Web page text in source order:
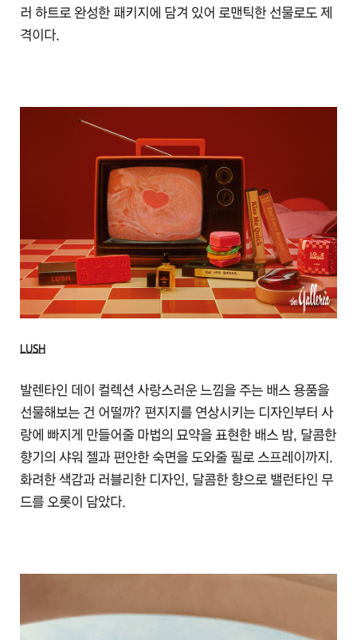
러 하트로 완성한 패키지에 담겨 있어 로맨틱한 선물로도 제
격이다.
LUSH
발렌타인 데이 컬렉션 사랑스러운 느낌을 주는 배스 용품을
선물해보는 건 어떨까? 편지지를 연상시키는 디자인부터 사
랑에 빠지게 만들어줄 마법의 묘약을 표현한 배스 밤, 달콤한
향기의 샤워 젤과 편안한 숙면을 도와줄 필로 스프레이까지.
화려한 색감과 러블리한 디자인, 달콤한 향으로 밸런타인 무
드를 오롯이 담았다.